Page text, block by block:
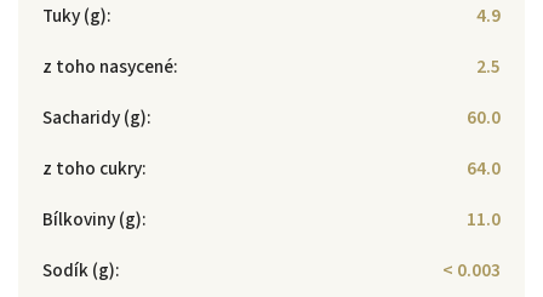
Tuky (g):
4.9
z toho nasycené:
2.5
Sacharidy (g):
60.0
z toho cukry:
64.0
Bílkoviny (g):
11.0
Sodík (g):
< 0.003